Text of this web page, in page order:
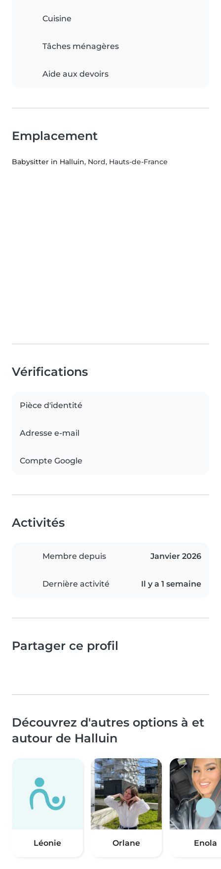
Cuisine
Tâches ménagères
Aide aux devoirs
Emplacement
Babysitter in Halluin, Nord, Hauts-de-France
Vérifications
Pièce d'identité
Adresse e-mail
Compte Google
Activités
Membre depuis Janvier 2026
Dernière activité Il y a 1 semaine
Partager ce profil
Découvrez d'autres options à et
autour de Halluin
Léonie Orlane Enola